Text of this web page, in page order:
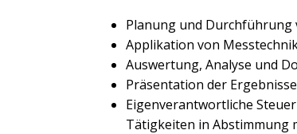
Planung und Durchführung
Applikation von
Auswertung, Analyse und
Präsentation der
Eigenverantwortliche
Tätigkeiten in Abstimmung